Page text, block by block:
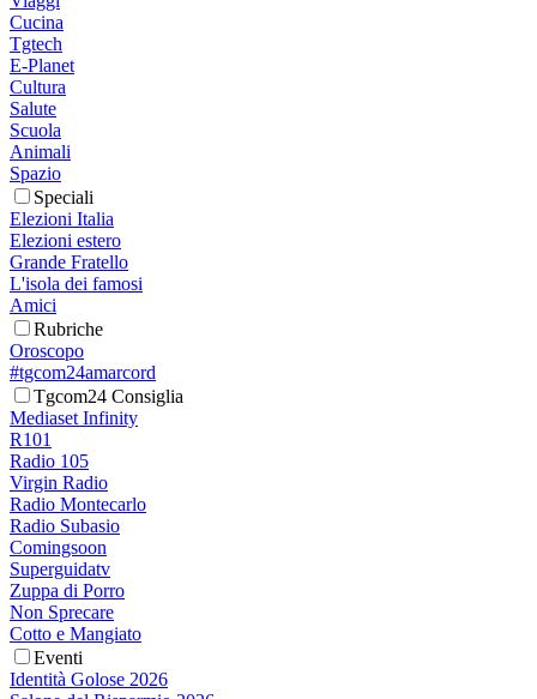
Cucina
Tgtech
E-Planet
Cultura
Salute
Scuola
Animali
Spazio
Speciali
Elezioni Italia
Elezioni estero
Grande Fratello
L'isola dei famosi
Amici
Rubriche
Oroscopo
#tgcom24amarcord
Tgcom24 Consiglia
Mediaset Infinity
R101
Radio 105
Virgin Radio
Radio Montecarlo
Radio Subasio
Comingsoon
Superguidatv
Zuppa di Porro
Non Sprecare
Cotto e Mangiato
Eventi
Identità Golose 2026